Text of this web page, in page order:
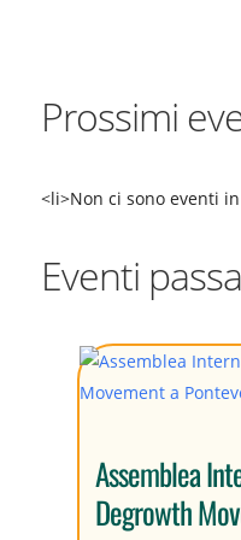
Prossimi
<li>Non ci sono eventi
Eventi
Assemblea
Degrowth